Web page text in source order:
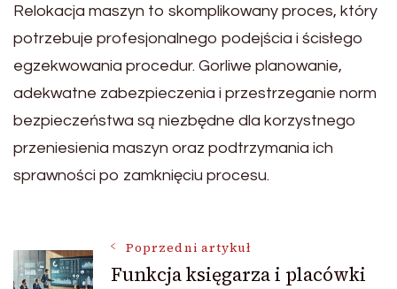
Relokacja maszyn to skomplikowany proces, który
potrzebuje profesjonalnego podejścia i ścisłego
egzekwowania procedur. Gorliwe planowanie,
adekwatne zabezpieczenia i przestrzeganie norm
bezpieczeństwa są niezbędne dla korzystnego
przeniesienia maszyn oraz podtrzymania ich
sprawności po zamknięciu procesu.
NawigacjaPoprzedni artykuł
Funkcja księgarza i placówki